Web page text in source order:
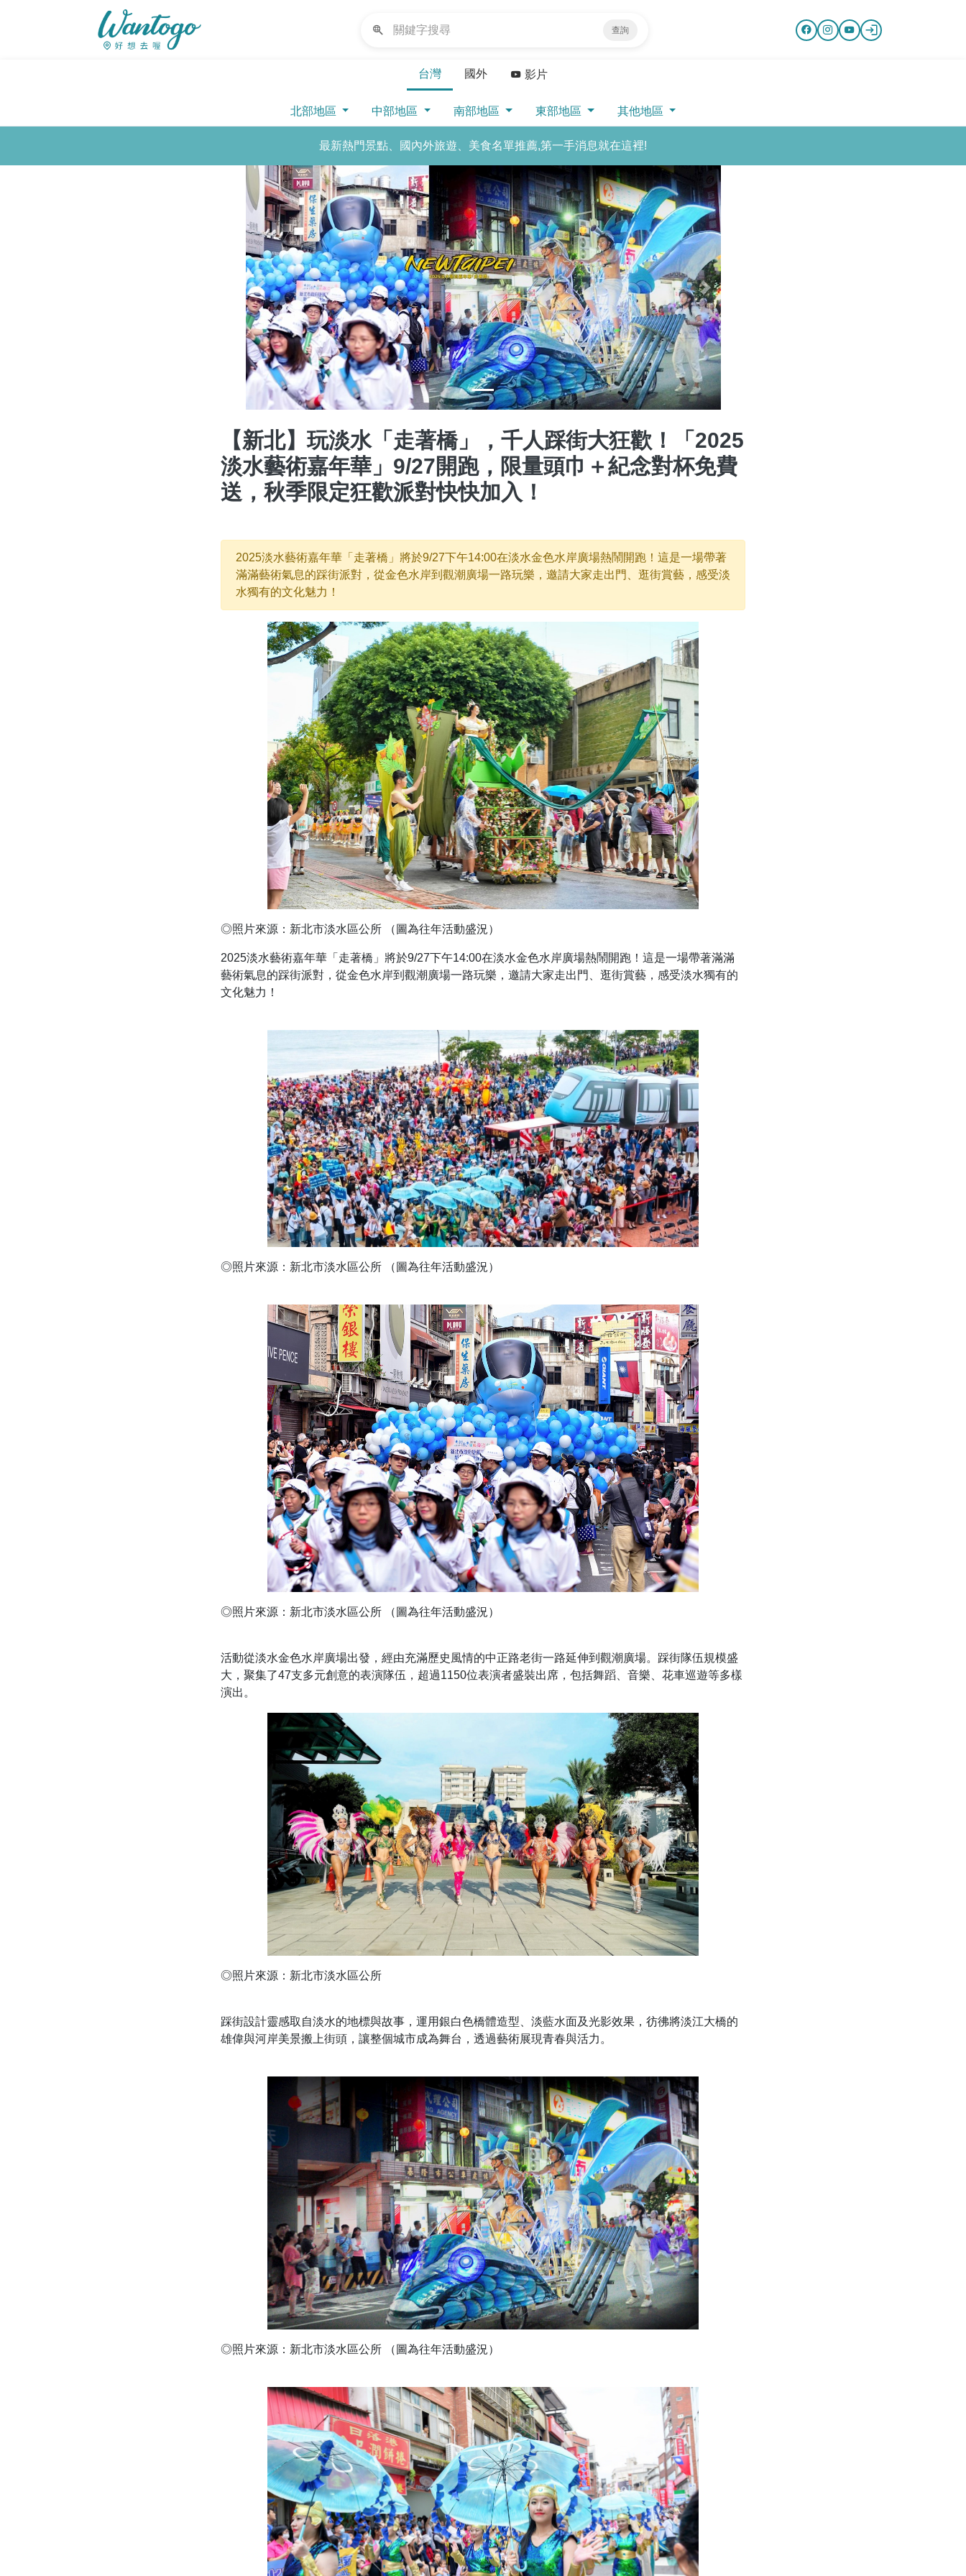
查詢
台灣 國外 影片
北部地區 中部地區 南部地區 東部地區 其他地區
最新熱門景點、國內外旅遊、美食名單推薦,第一手消息就在這裡!
Previous Next
【新北】玩淡水「走著橋」，千人踩街大狂歡！「2025
淡水藝術嘉年華」9/27開跑，限量頭巾＋紀念對杯免費
送，秋季限定狂歡派對快快加入！
2025淡水藝術嘉年華「走著橋」將於9/27下午14:00在淡水金色水岸廣場熱鬧開跑！這是一場帶著
滿滿藝術氣息的踩街派對，從金色水岸到觀潮廣場一路玩樂，邀請大家走出門、逛街賞藝，感受淡
水獨有的文化魅力！
◎照片來源：新北市淡水區公所 （圖為往年活動盛況）
2025淡水藝術嘉年華「走著橋」將於9/27下午14:00在淡水金色水岸廣場熱鬧開跑！這是一場帶著滿滿
藝術氣息的踩街派對，從金色水岸到觀潮廣場一路玩樂，邀請大家走出門、逛街賞藝，感受淡水獨有的
文化魅力！
◎照片來源：新北市淡水區公所 （圖為往年活動盛況）
◎照片來源：新北市淡水區公所 （圖為往年活動盛況）
活動從淡水金色水岸廣場出發，經由充滿歷史風情的中正路老街一路延伸到觀潮廣場。踩街隊伍規模盛
大，聚集了47支多元創意的表演隊伍，超過1150位表演者盛裝出席，包括舞蹈、音樂、花車巡遊等多樣
演出。
◎照片來源：新北市淡水區公所
踩街設計靈感取自淡水的地標與故事，運用銀白色橋體造型、淡藍水面及光影效果，彷彿將淡江大橋的
雄偉與河岸美景搬上街頭，讓整個城市成為舞台，透過藝術展現青春與活力。
◎照片來源：新北市淡水區公所 （圖為往年活動盛況）